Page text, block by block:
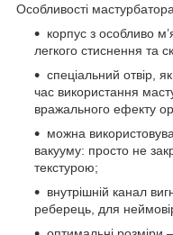
Особливості
корпус з особливо
легкого стиснення та
спеціальний отвір,
час використання
вражального ефекту
можна
вакууму: просто не
текстурою;
внутрішній канал
реберець, для